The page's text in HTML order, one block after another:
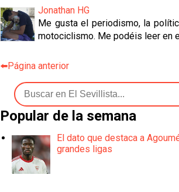
Jonathan HG
Me gusta el periodismo, la
motociclismo. Me podéis leer en
⬅️Página anterior
Popular de la semana
El dato que destaca a
grandes ligas